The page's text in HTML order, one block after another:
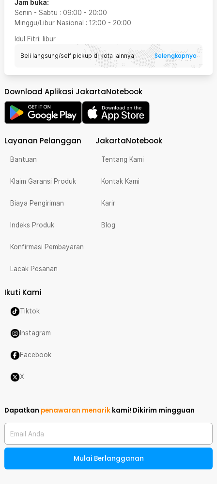
Jam buka:
Senin - Sabtu : 09:00 - 20:00
Minggu/Libur Nasional : 12:00 - 20:00
Idul Fitri: libur
Beli langsung/self pickup di kota lainnya Selengkapnya
Download Aplikasi JakartaNotebook
Layanan Pelanggan
Bantuan
Klaim Garansi Produk
Biaya Pengiriman
Indeks Produk
Konfirmasi Pembayaran
Lacak Pesanan
JakartaNotebook
Tentang Kami
Kontak Kami
Karir
Blog
Ikuti Kami
Tiktok
Instagram
Facebook
X
Dapatkan penawaran menarik kami! Dikirim mingguan
Email Anda
Mulai Berlangganan